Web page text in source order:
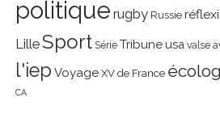
politique rugby Russie
LilleSport Série Tribune usa valse
l'iep Voyage XV de France
CA